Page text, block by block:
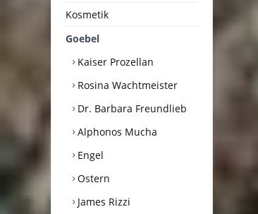
Kosmetik
Goebel
Kaiser Prozellan
Rosina Wachtmeister
Dr. Barbara Freundlieb
Alphonos Mucha
Engel
Ostern
James Rizzi